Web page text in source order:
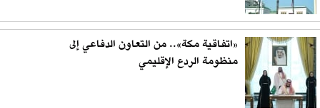
«اتفاقية مكة».. من التعاون الدفاعي إلى
منظومة الردع الإقليمي